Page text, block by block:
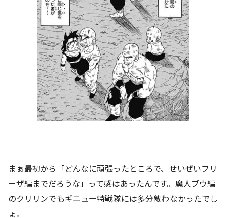
まぁ最初から「どんなに頑張ったところで、せいぜいフリ
ーザ編までだろうな」って感はあったんです。魔人ブウ編
のクリリンでもギニュー特戦隊には多分敵わなかったでし
ょ。